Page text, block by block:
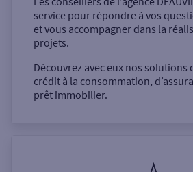
service pour répondre à vos
et vous accompagner dans la
projets.
Découvrez avec eux nos solutions
crédit à la consommation,
prêt immobilier.